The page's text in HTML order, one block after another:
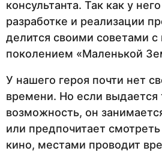
консультанта. Так как у
разработке и реализации
делится своими советами
поколением «Маленькой
У нашего героя почти нет
времени. Но если выдается
возможность, он
или предпочитает
кино, местами проводит